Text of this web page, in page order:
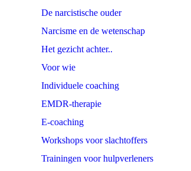
De narcistische ouder
Narcisme en de wetenschap
Het gezicht achter..
Voor wie
Individuele coaching
EMDR-therapie
E-coaching
Workshops voor slachtoffers
Trainingen voor hulpverleners